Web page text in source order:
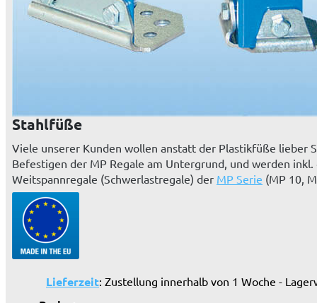
Stahlfüße
Viele unserer Kunden wollen anstatt der Plastikfüße lieber
Befestigen der MP Regale am Untergrund, und werden
Weitspannregale (Schwerlastregale) der MP Serie (MP 10,
Lieferzeit: Zustellung innerhalb von 1 Woche -